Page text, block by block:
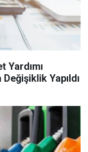
Yardımı
Yapıldı